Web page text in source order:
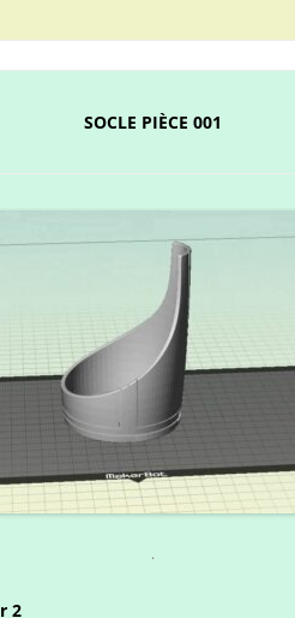
SOCLE PIÈCE 001
.
2